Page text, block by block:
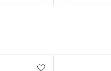
ADICIONAR AOS